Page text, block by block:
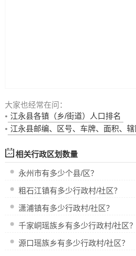
大家也经常在问：
• 江永县各镇（乡/街道）人口排名
• 江永县邮编、区号、车牌、面积、辖
相关行政区划数量
永州市有多少个县/区？
粗石江镇有多少行政村/社区？
潇浦镇有多少行政村/社区？
千家峒瑶族乡有多少行政村/社区？
源口瑶族乡有多少行政村/社区？